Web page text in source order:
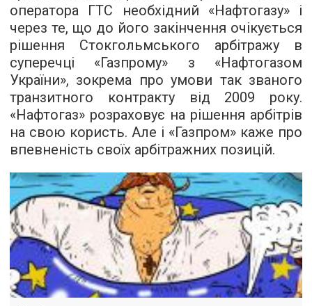
оператора ГТС необхідний «Нафтогазу» і
через те, що до його закінчення очікується
рішення Стокгольмського арбітражу в
суперечці «Газпрому» з «Нафтогазом
України», зокрема про умови так званого
транзитного контракту від 2009 року.
«Нафтогаз» розраховує на рішення арбітрів
на свою користь. Але і «Газпром» каже про
впевненість своїх арбітражних позицій.